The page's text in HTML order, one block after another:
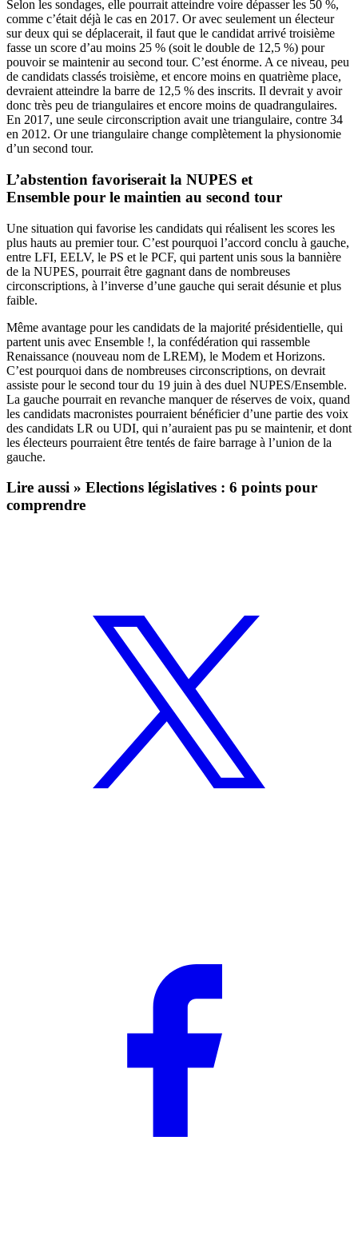
Selon les sondages, elle pourrait atteindre voire dépasser les 50 %,
comme c’était déjà le cas en 2017. Or avec seulement un électeur
sur deux qui se déplacerait, il faut que le candidat arrivé troisième
fasse un score d’au moins 25 % (soit le double de 12,5 %) pour
pouvoir se maintenir au second tour. C’est énorme. A ce niveau, peu
de candidats classés troisième, et encore moins en quatrième place,
devraient atteindre la barre de 12,5 % des inscrits. Il devrait y avoir
donc très peu de triangulaires et encore moins de quadrangulaires.
En 2017, une seule circonscription avait une triangulaire, contre 34
en 2012. Or une triangulaire change complètement la physionomie
d’un second tour.
L’abstention favoriserait la NUPES et
Ensemble pour le maintien au second tour
Une situation qui favorise les candidats qui réalisent les scores les
plus hauts au premier tour. C’est pourquoi l’accord conclu à gauche,
entre LFI, EELV, le PS et le PCF, qui partent unis sous la bannière
de la NUPES, pourrait être gagnant dans de nombreuses
circonscriptions, à l’inverse d’une gauche qui serait désunie et plus
faible.
Même avantage pour les candidats de la majorité présidentielle, qui
partent unis avec Ensemble !, la confédération qui rassemble
Renaissance (nouveau nom de LREM), le Modem et Horizons.
C’est pourquoi dans de nombreuses circonscriptions, on devrait
assiste pour le second tour du 19 juin à des duel NUPES/Ensemble.
La gauche pourrait en revanche manquer de réserves de voix, quand
les candidats macronistes pourraient bénéficier d’une partie des voix
des candidats LR ou UDI, qui n’auraient pas pu se maintenir, et dont
les électeurs pourraient être tentés de faire barrage à l’union de la
gauche.
Lire aussi » Elections législatives : 6 points pour
comprendre